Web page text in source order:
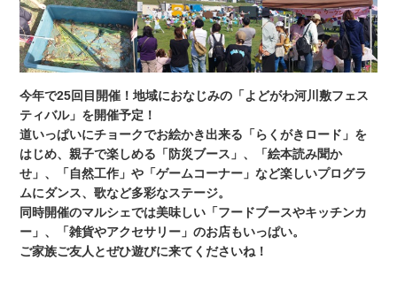
今年で25回目開催！地域におなじみの「よどがわ河川敷フェス
ティバル」を開催予定！
道いっぱいにチョークでお絵かき出来る「らくがきロード」を
はじめ、親子で楽しめる「防災ブース」、「絵本読み聞か
せ」、「自然工作」や「ゲームコーナー」など楽しいプログラ
ムにダンス、歌など多彩なステージ。
同時開催のマルシェでは美味しい「フードブースやキッチンカ
ー」、「雑貨やアクセサリー」のお店もいっぱい。
ご家族ご友人とぜひ遊びに来てくださいね！